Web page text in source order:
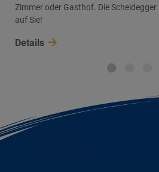
Zimmer oder Gasthof. Die
auf Sie!
Details